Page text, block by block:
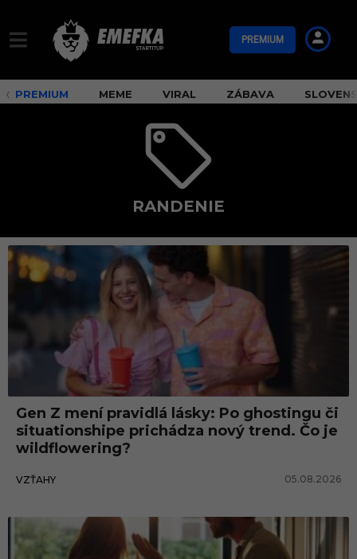
PREMIUM
PREMIUM MEME VIRAL ZÁBAVA
RANDENIE
r
a
d
e
n
i
e
Gen Z mení pravidlá lásky: Po ghostingu či
situationshipe prichádza nový trend. Čo je
wildflowering?
VZŤAHY 05.08.2026